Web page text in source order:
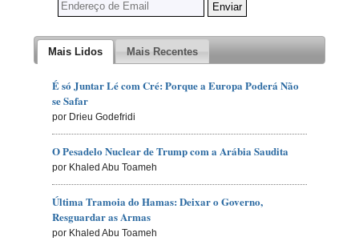
Mais Lidos Mais Recentes
É só Juntar Lé com Cré: Porque a Europa Poderá Não
se Safar
por Drieu Godefridi
O Pesadelo Nuclear de Trump com a Arábia Saudita
por Khaled Abu Toameh
Última Tramoia do Hamas: Deixar o Governo,
Resguardar as Armas
por Khaled Abu Toameh